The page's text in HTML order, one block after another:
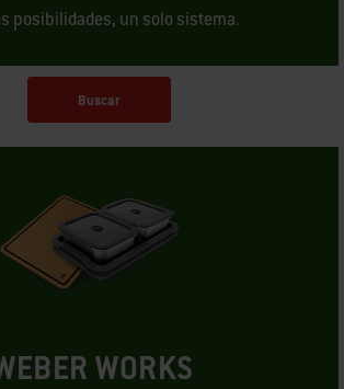
posibilidades, un solo sistema.
Buscar
WORKS